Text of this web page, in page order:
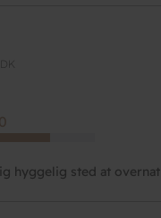
hyggelig sted at overnat